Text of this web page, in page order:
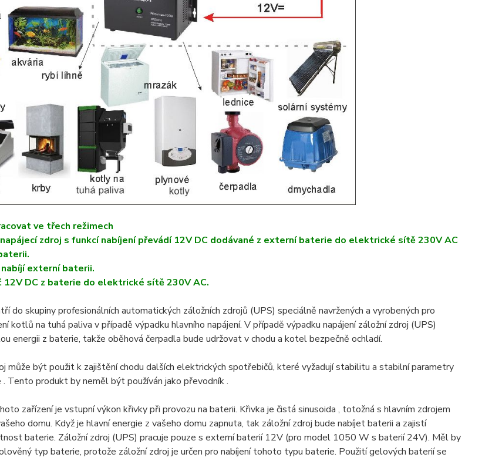
ve třech režimech
napájecí zdroj s funkcí nabíjení převádí 12V DC dodávané z externí baterie do elektrické sítě 230V AC
nabíjí externí baterii.
12V DC z baterie do elektrické sítě 230V AC.
do skupiny profesionálních automatických záložních zdrojů (UPS) speciálně navržených a vyrobených pro
kotlů na tuhá paliva v případě výpadku hlavního napájení. V případě výpadku napájení záložní zdroj (UPS)
energii z baterie, takže oběhová čerpadla bude udržovat v chodu a kotel bezpečně ochladí.
může být použit k zajištění chodu dalších elektrických spotřebičů, které vyžadují stabilitu a stabilní parametry
Tento produkt by neměl být používán jako převodník .
zařízení je vstupní výkon křivky při provozu na baterii. Křivka je čistá sinusoida , totožná s hlavním zdrojem
domu. Když je hlavní energie z vašeho domu zapnuta, tak záložní zdroj bude nabíjet baterii a zajistí
baterie. Záložní zdroj (UPS) pracuje pouze s externí baterií 12V (pro model 1050 W s baterií 24V). Měl by
typ baterie, protože záložní zdroj je určen pro nabíjení tohoto typu baterie. Použití gelových baterií se